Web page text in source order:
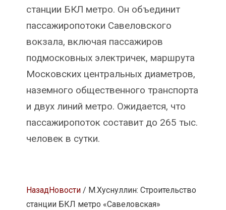
станции БКЛ метро. Он объединит
пассажиропотоки Савеловского
вокзала, включая пассажиров
подмосковных электричек, маршрута
Московских центральных диаметров,
наземного общественного транспорта
и двух линий метро. Ожидается, что
пассажиропоток составит до 265 тыс.
человек в сутки.
НазадНовости/ М.Хуснуллин: Строительство
станции БКЛ метро «Савеловская»